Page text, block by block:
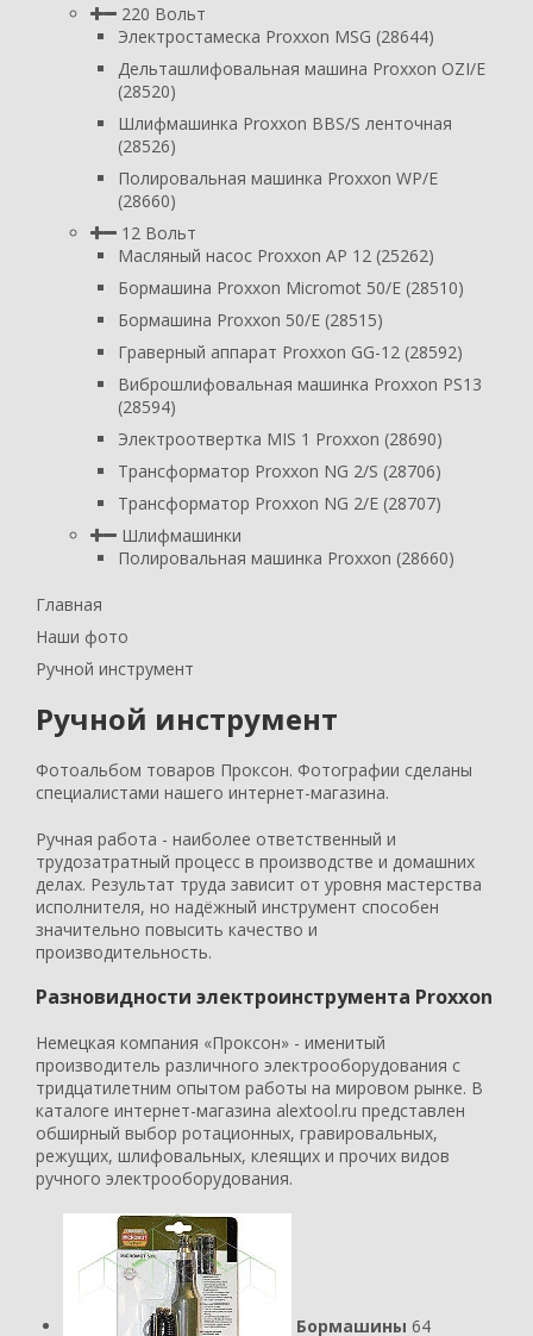
220 Вольт
Электростамеска Proxxon MSG (28644)
Дельташлифовальная машина Proxxon OZI/E
(28520)
Шлифмашинка Proxxon BBS/S ленточная
(28526)
Полировальная машинка Proxxon WP/E
(28660)
12 Вольт
Масляный насос Proxxon AP 12 (25262)
Бормашина Proxxon Micromot 50/E (28510)
Бормашина Proxxon 50/E (28515)
Граверный аппарат Proxxon GG-12 (28592)
Виброшлифовальная машинка Proxxon PS13
(28594)
Электроотвертка MIS 1 Proxxon (28690)
Трансформатор Proxxon NG 2/S (28706)
Трансформатор Proxxon NG 2/E (28707)
Шлифмашинки
Полировальная машинка Proxxon (28660)
Главная
Наши фото
Ручной инструмент
Ручной инструмент
Фотоальбом товаров Проксон. Фотографии сделаны
специалистами нашего интернет-магазина.
Ручная работа - наиболее ответственный и
трудозатратный процесс в производстве и домашних
делах. Результат труда зависит от уровня мастерства
исполнителя, но надёжный инструмент способен
значительно повысить качество и
производительность.
Разновидности электроинструмента Proxxon
Немецкая компания «Проксон» - именитый
производитель различного электрооборудования с
тридцатилетним опытом работы на мировом рынке. В
каталоге интернет-магазина alextool.ru представлен
обширный выбор ротационных, гравировальных,
режущих, шлифовальных, клеящих и прочих видов
ручного электрооборудования.
Бормашины 64